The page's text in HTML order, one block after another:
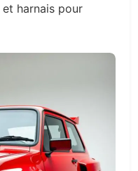
harnais pour